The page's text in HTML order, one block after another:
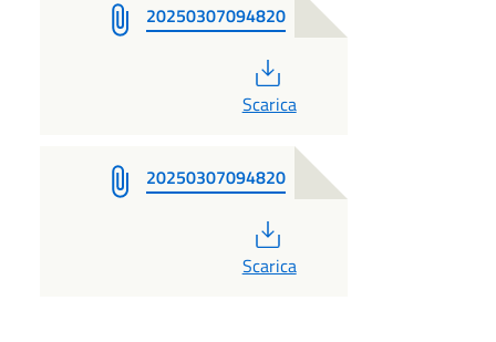
20250307094820
Scarica
20250307094820
Scarica